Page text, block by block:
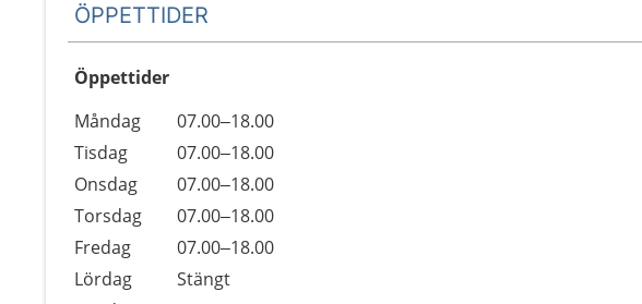
ÖPPETTIDER
Öppettider
Dag
Öppettider
Kommentarer
Måndag
07.00–18.00
Tisdag
07.00–18.00
Onsdag
07.00–18.00
Torsdag
07.00–18.00
Fredag
07.00–18.00
Lördag
Stängt